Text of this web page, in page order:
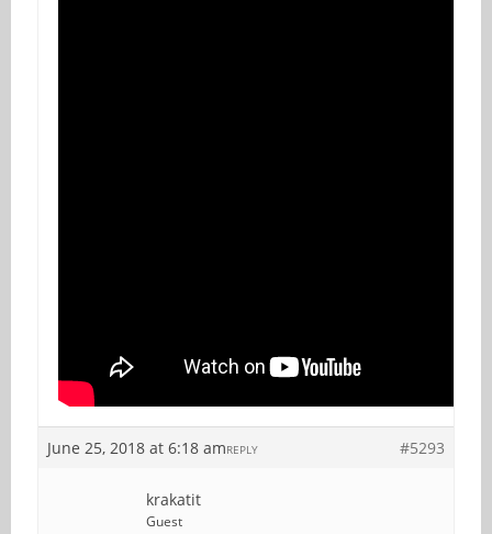
June 25, 2018 at 6:18 am #5293
REPLY
krakatit
Guest